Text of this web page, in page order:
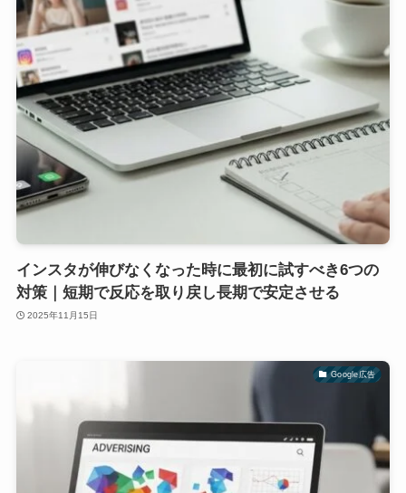
インスタが伸びなくなった時に最初に試すべき6つの
対策｜短期で反応を取り戻し長期で安定させる
2025年11月15日
Google広告